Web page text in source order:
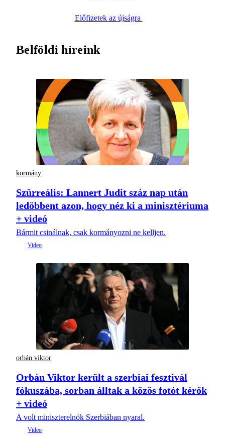
Előfizetek az újságra
Belföldi híreink
kormány
Szürreális: Lannert Judit száz nap után
ledöbbent azon, hogy néz ki a minisztériuma
+ videó
Bármit csinálnak, csak kormányozni ne kelljen.
orbán viktor
Orbán Viktor került a szerbiai fesztivál
fókuszába, sorban álltak a közös fotót kérők
+ videó
A volt miniszterelnök Szerbiában nyaral.